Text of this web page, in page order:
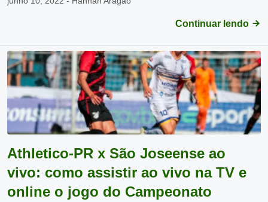
Continuar lendo
Athletico-PR x São Joseense ao
vivo: como assistir ao vivo na TV e
online o jogo do Campeonato